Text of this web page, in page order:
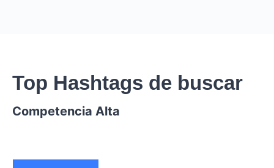
Top Hashtags de buscar
Competencia Alta